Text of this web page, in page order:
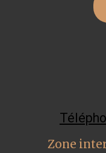
Zone